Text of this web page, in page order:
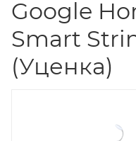
Google
Smart
(Уценка)